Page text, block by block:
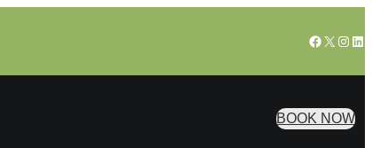
Facebook
X
BOOK NOW